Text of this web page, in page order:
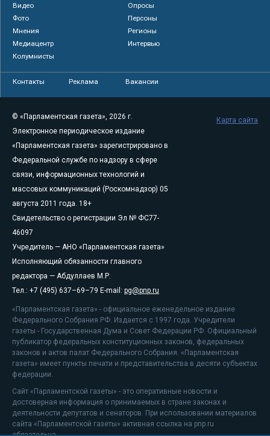
Видео
Опросы
Фото
Персоны
Мнения
Регионы
Медиацентр
Интервью
Колумнисты
Контакты Реклама Вакансии
© «Парламентская газета», 2026 г.
Электронное периодическое издание
«Парламентская газета» зарегистрировано в
Федеральной службе по надзору в сфере
связи, информационных технологий и
массовых коммуникаций (Роскомнадзор) 05
августа 2011 года. 18+
Свидетельство о регистрации Эл № ФС77-
46097
Учредитель — АНО «Парламентская газета»
Исполняющий обязанности главного
редактора — Абдуллаев М.Р.
Тел.: +7 (495) 637–69–79 E-mail: pg@pnp.ru
«Парламентская газета» - официальное еженедельное издание
Федерального Собрания РФ. Издается с 1997 года. Учредители
газеты - Государственная Дума и Совет Федерации РФ. Официальный
публикатор федеральных конституционных законов, федеральных
законов и актов палат Федерального Собрания. «Парламентская
газета» имеет пункты печати и представительства в десяти субъектах
федерации.
Сайт «Парламентской газеты» - это оперативные новости и
достоверная информация о принимаемых в стране законах и
деятельности депутатов и сенаторов. При использовании материалов
сайта «Парламентской газеты» активная ссылка на pnp.ru
Карта сайта